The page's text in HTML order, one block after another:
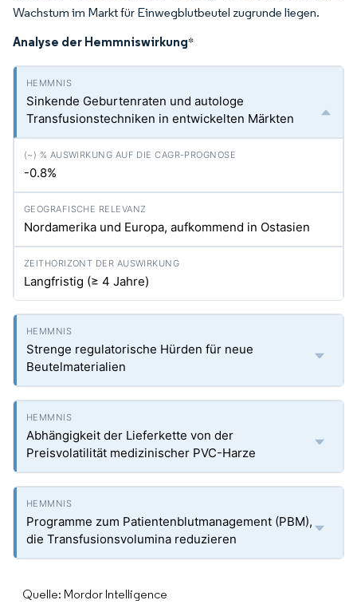
Wachstum im Markt für Einwegblutbeutel zugrunde liegen.
Analyse der Hemmniswirkung*
Sinkende Geburtenraten und autologe
Transfusionstechniken in entwickelten Märkten
-0.8%
Nordamerika und Europa, aufkommend in Ostasien
Langfristig (≥ 4 Jahre)
Strenge regulatorische Hürden für neue
Beutelmaterialien
Abhängigkeit der Lieferkette von der
Preisvolatilität medizinischer PVC-Harze
Programme zum Patientenblutmanagement (PBM),
die Transfusionsvolumina reduzieren
Quelle: Mordor Intelligence